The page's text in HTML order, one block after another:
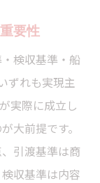
要性
検収基準・船
ずれも実現主
実際に成立し
大前提です。
引渡基準は商
収基準は内容